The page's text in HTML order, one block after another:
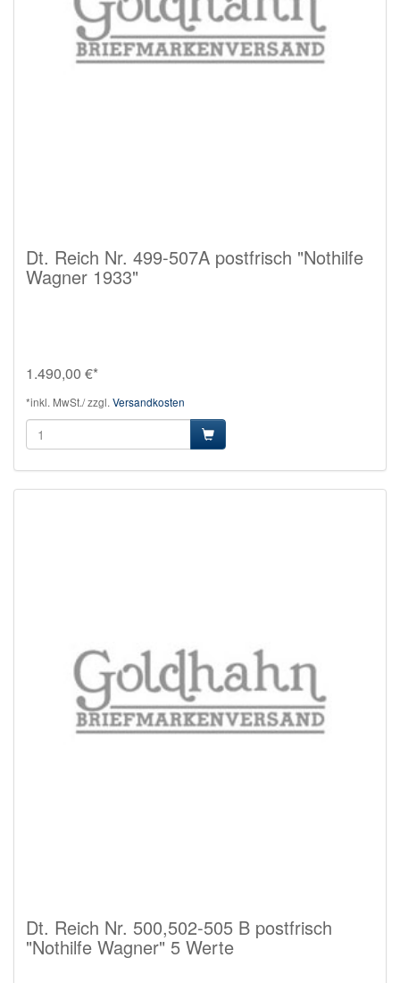
Dt. Reich Nr. 499-507A postfrisch "Nothilfe
Wagner 1933"
1.490,00 €*
*inkl. MwSt./ zzgl. Versandkosten
Dt. Reich Nr. 500,502-505 B postfrisch
"Nothilfe Wagner" 5 Werte